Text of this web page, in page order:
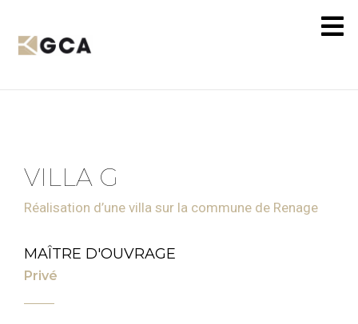
VILLA G
Réalisation d’une villa sur la commune de Renage
MAÎTRE D'OUVRAGE
Privé